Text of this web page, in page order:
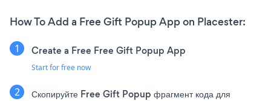
How To Add a Free Gift Popup App on Placester:
Create a Free Free Gift Popup App
Start for free now
Скопируйте Free Gift Popup фрагмент кода для